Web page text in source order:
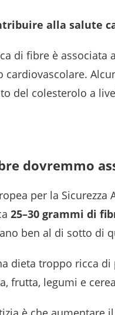
alla salute
di fibre è
cardiovascolare.
del colesterolo a
dovremmo
per la
25–30 grammi di
ben al di sotto di
dieta troppo ricca
frutta, legumi e